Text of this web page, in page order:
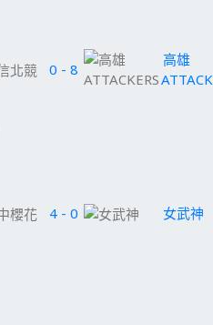
0 - 8
高雄
4 - 0 女武神